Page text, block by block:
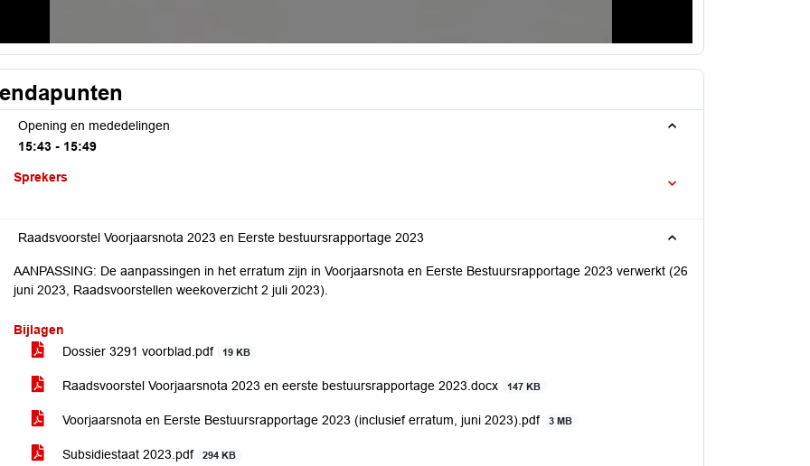
Opening en mededelingen
15:43 - 15:49
Sprekers
Raadsvoorstel Voorjaarsnota 2023 en Eerste bestuursrapportage 2023
AANPASSING: De aanpassingen in het erratum zijn in Voorjaarsnota en Eerste Bestuursrapportage 2023 verwerkt (26
juni 2023, Raadsvoorstellen weekoverzicht 2 juli 2023).
Bijlagen
Dossier 3291 voorblad.pdf
19 KB
Raadsvoorstel Voorjaarsnota 2023 en eerste bestuursrapportage 2023.docx 147 KB
Voorjaarsnota en Eerste Bestuursrapportage 2023 (inclusief erratum, juni 2023).pdf 3 MB
Subsidiestaat 2023.pdf 294 KB